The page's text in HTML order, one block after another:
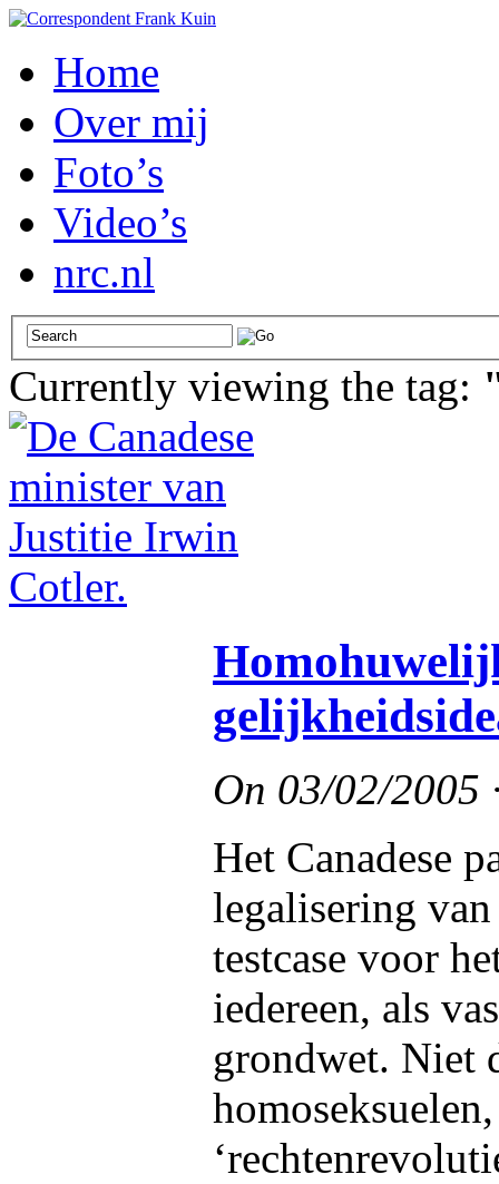
Home
Over mij
Foto’s
Video’s
nrc.nl
Currently viewing the tag:
On 03/02/2005
Het Canadese
legalisering
testcase voor
iedereen, als
grondwet. Niet